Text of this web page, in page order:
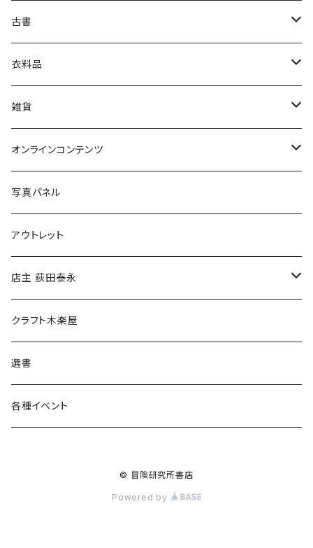
絵本・児童書
娯楽・エンターテインメント
古書
古書セット
美術
衣料品
POLEWARDS
Tシャツ
雑貨
バッグ
ブックカバー
マグカップ
傘
食料品
その他
オンラインコンテンツ
冒険クロストーク
写真パネル
アウトレット
店主 荻田泰永
書籍
ウェア
クラフト木楽屋
選書
各種イベント
© 冒険研究所書店
Powered by